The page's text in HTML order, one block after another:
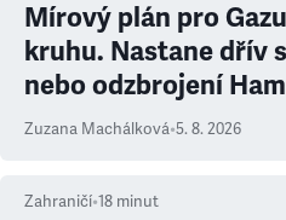
Mírový plán pro
kruhu. Nastane dřív
nebo odzbrojení
Zuzana Machálková•5. 8. 2026
Zahraničí•18 minut